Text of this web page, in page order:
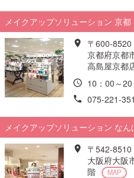
メイクアップソリューション 京都
〒600-8520
京都府京都
高島屋京都
10：00～
075-221-
メイクアップソリューション なん
〒542-8510
大阪府大阪
階
MAP